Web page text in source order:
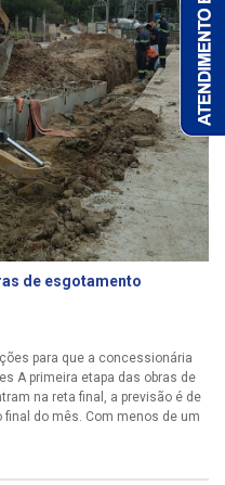
de esgotamento
para que a concessionária
A primeira etapa das obras de
na reta final, a previsão é de
do mês. Com menos de um